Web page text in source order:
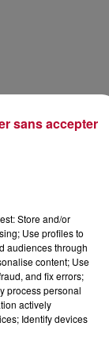
Store and/or
Use profiles to
audiences through
content; Use
and fix errors;
process personal
actively
Identify devices
sans accepter